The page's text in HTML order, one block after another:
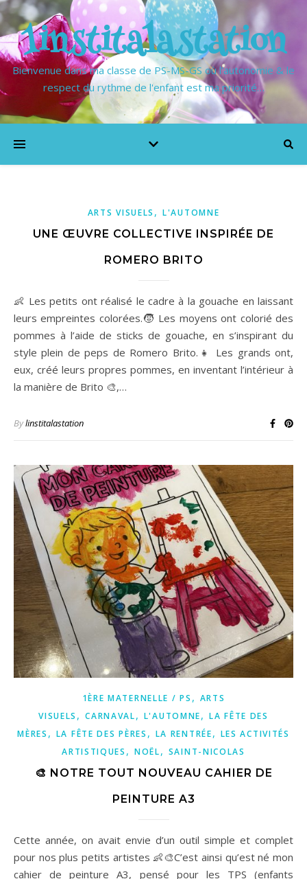
1institalastation
Bienvenue dans ma classe de PS-MS-GS où l'autonomie & le
respect du rythme de l'enfant est ma priorité…
ARTS VISUELS ,L'AUTOMNE
UNE ŒUVRE COLLECTIVE INSPIRÉE DE
ROMERO BRITO
👶 Les petits ont réalisé le cadre à la gouache en laissant
leurs empreintes colorées.🧒 Les moyens ont colorié des
pommes à l’aide de sticks de gouache, en s’inspirant du
style plein de peps de Romero Brito.👧 Les grands ont,
eux, créé leurs propres pommes, en inventant l’intérieur à
la manière de Brito 🎨,…
Bylinstitalastation
1ÈRE MATERNELLE / PS , ARTS
VISUELS ,CARNAVAL, L'AUTOMNE,LA FÊTE DES
MÈRES , LA FÊTE DES PÈRES , LA RENTRÉE, LES ACTIVITÉS
ARTISTIQUES , NOËL, SAINT-NICOLAS
🎨 NOTRE TOUT NOUVEAU CAHIER DE
PEINTURE A3
Cette année, on avait envie d’un outil simple et complet
pour nos plus petits artistes 👶🎨C’est ainsi qu’est né mon
cahier de peinture A3, pensé pour les TPS (enfants